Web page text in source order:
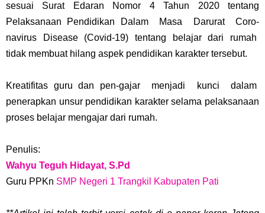
sesuai Surat Edaran Nomor 4 Tahun 2020 tentang
Pelaksanaan Pendidikan Dalam Masa Darurat Coro-
navirus Disease (Covid-19) tentang belajar dari rumah
tidak membuat hilang aspek pendidikan karakter tersebut.
Kreatifitas guru dan pen-gajar menjadi kunci dalam
penerapkan unsur pendidikan karakter selama pelaksanaan
proses belajar mengajar dari rumah.
Penulis:
Wahyu Teguh Hidayat, S.Pd
Guru PPKn SMP Negeri 1 Trangkil Kabupaten Pati